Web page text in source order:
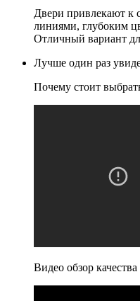
Двери привлекают к
линиями, глубоким
Отличный вариант
Лучше один раз
Почему стоит
Видео обзор